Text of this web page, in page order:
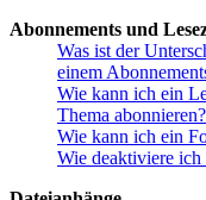
Abonnements und
Was ist der
einem
Wie kann ich ein
Thema abonnieren?
Wie kann ich ein
Wie deaktiviere ich